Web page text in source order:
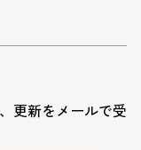
更新をメールで受